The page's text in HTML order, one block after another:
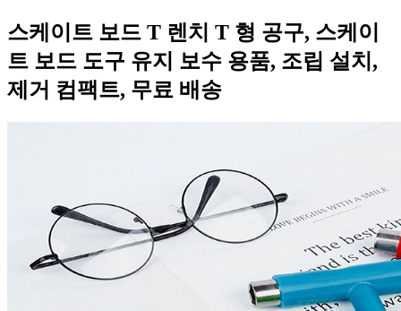
스케이트 보드 T 렌치 T 형 공구, 스케이
트 보드 도구 유지 보수 용품, 조립 설치,
제거 컴팩트, 무료 배송